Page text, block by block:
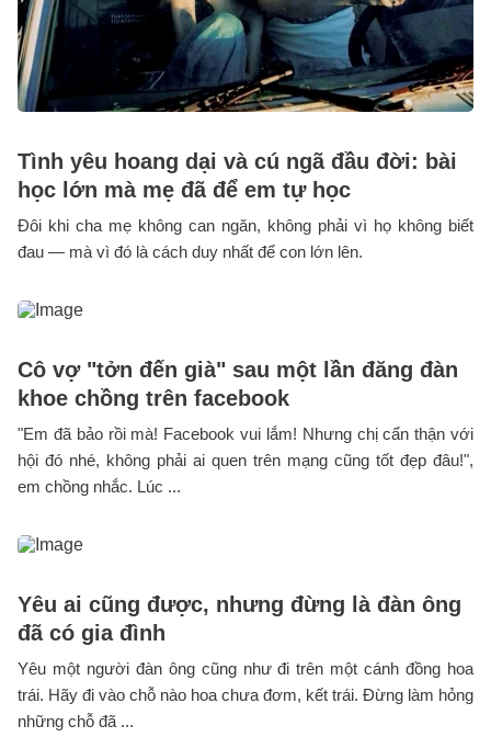
Tình yêu hoang dại và cú ngã đầu đời: bài
học lớn mà mẹ đã để em tự học
Đôi khi cha mẹ không can ngăn, không phải vì họ không biết
đau — mà vì đó là cách duy nhất để con lớn lên.
Cô vợ "tởn đến già" sau một lần đăng đàn
khoe chồng trên facebook
"Em đã bảo rồi mà! Facebook vui lắm! Nhưng chị cẩn thận với
hội đó nhé, không phải ai quen trên mạng cũng tốt đẹp đâu!",
em chồng nhắc. Lúc ...
Yêu ai cũng được, nhưng đừng là đàn ông
đã có gia đình
Yêu một người đàn ông cũng như đi trên một cánh đồng hoa
trái. Hãy đi vào chỗ nào hoa chưa đơm, kết trái. Đừng làm hỏng
những chỗ đã ...